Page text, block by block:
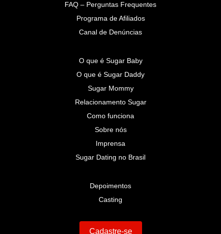
FAQ – Perguntas Frequentes
Programa de Afiliados
Canal de Denúncias
O que é Sugar Baby
O que é Sugar Daddy
Sugar Mommy
Relacionamento Sugar
Como funciona
Sobre nós
Imprensa
Sugar Dating no Brasil
Depoimentos
Casting
Cadastre-se